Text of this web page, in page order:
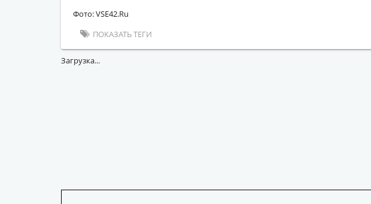
Фото: VSE42.Ru
ПОКАЗАТЬ ТЕГИ
Загрузка...